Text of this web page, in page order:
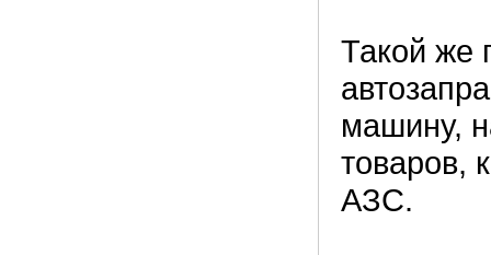
Такой же
машину,
товаров,
АЗС.